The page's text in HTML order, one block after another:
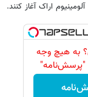
اراک آغاز کنند.
به هیچ وجه
"پرسش‌نامه"